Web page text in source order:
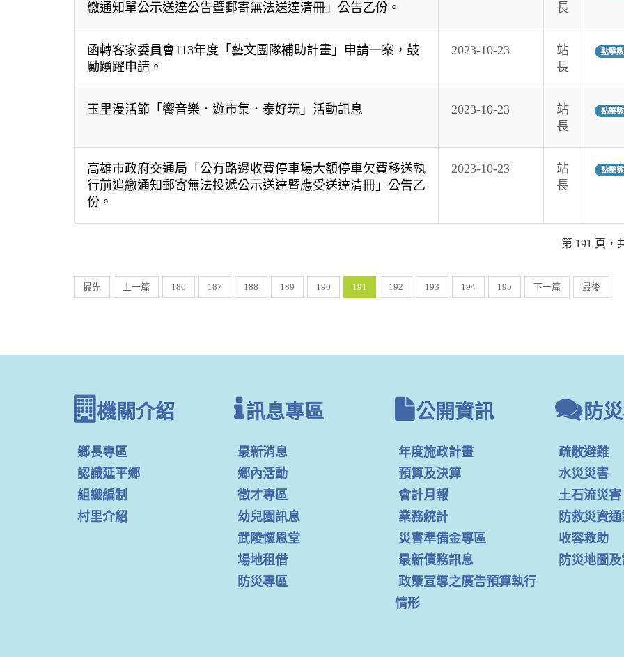
繳通知單公示送達公告暨郵寄無法送達清冊」公告乙份。
長
函轉客家委員會113年度「藝文團隊補助計畫」申請一案，鼓
勵踴躍申請。
2023-10-23
站
長
點擊
玉里漫活節「饗音樂．遊市集．泰好玩」活動訊息 2023-10-23
站
長
點擊
高雄市政府交通局「公有路邊收費停車場大額停車欠費移送執
行前追繳通知郵寄無法投遞公示送達暨應受送達清冊」公告乙
份。
2023-10-23
站
長
點擊
第 191 頁，
最先 上一篇 186 187 188 189 190 191 192 193 194 195 下一篇 最後
機關介紹
鄉長專區
認識延平鄉
組織編制
村里介紹
訊息專區
最新消息
鄉內活動
徵才專區
幼兒園訊息
武陵懷恩堂
場地租借
防災專區
公開資訊
年度施政計畫
預算及決算
會計月報
業務統計
災害準備金專區
最新債務訊息
政策宣導之廣告預算執行
情形
防
疏散避難
水災災害
土石流災害
防救災資通
收容救助
防災地圖